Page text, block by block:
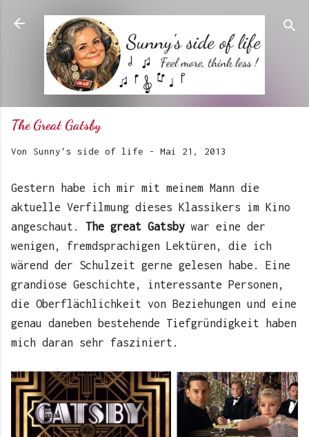
Direkt zum Hauptbereich
The Great Gatsby
Von Sunny's side of life - Mai 21, 2013
Gestern habe ich mir mit meinem Mann die
aktuelle Verfilmung dieses Klassikers im Kino
angeschaut. The great Gatsby war eine der
wenigen, fremdsprachigen Lektüren, die ich
wärend der Schulzeit gerne gelesen habe. Eine
grandiose Geschichte, interessante Personen,
die Oberflächlichkeit von Beziehungen und eine
genau daneben bestehende Tiefgründigkeit haben
mich daran sehr fasziniert.